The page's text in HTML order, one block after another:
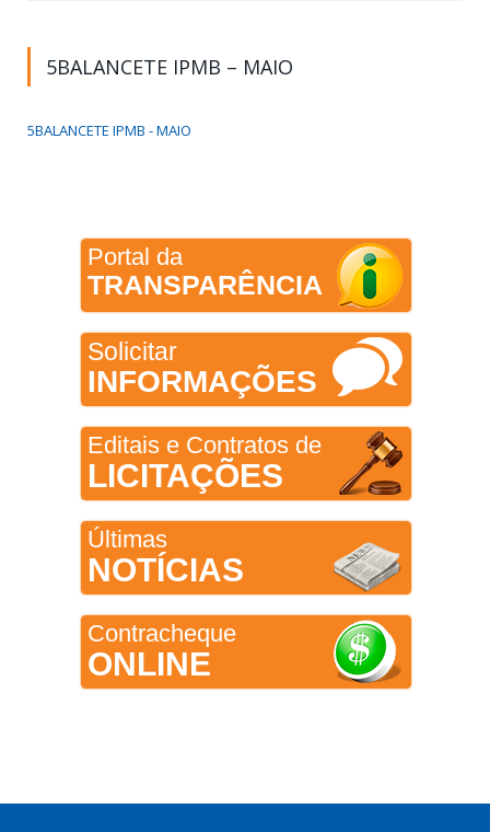
5BALANCETE IPMB – MAIO
5BALANCETE IPMB - MAIO
Portal da
TRANSPARÊNCIA
Solicitar
INFORMAÇÕES
Editais e Contratos de
LICITAÇÕES
Últimas
NOTÍCIAS
Contracheque
ONLINE